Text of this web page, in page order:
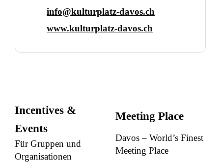
info@kulturplatz-davos.ch
www.kulturplatz-davos.ch
Incentives &
Events
Für Gruppen und
Organisationen
Meeting Place
Davos – World’s Finest
Meeting Place